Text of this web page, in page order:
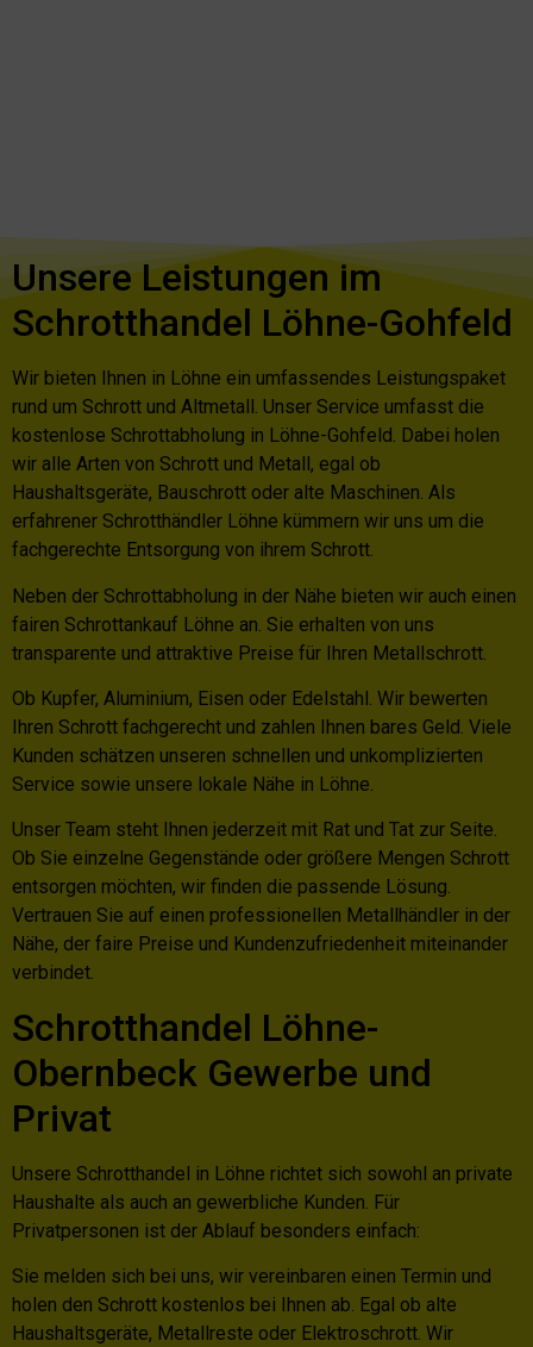
Unsere Leistungen im
Schrotthandel Löhne-Gohfeld
Wir bieten Ihnen in Löhne ein umfassendes Leistungspaket
rund um Schrott und Altmetall. Unser Service umfasst die
kostenlose Schrottabholung in Löhne-Gohfeld. Dabei holen
wir alle Arten von Schrott und Metall, egal ob
Haushaltsgeräte, Bauschrott oder alte Maschinen. Als
erfahrener Schrotthändler Löhne kümmern wir uns um die
fachgerechte Entsorgung von ihrem Schrott.
Neben der Schrottabholung in der Nähe bieten wir auch einen
fairen Schrottankauf Löhne an. Sie erhalten von uns
transparente und attraktive Preise für Ihren Metallschrott.
Ob Kupfer, Aluminium, Eisen oder Edelstahl. Wir bewerten
Ihren Schrott fachgerecht und zahlen Ihnen bares Geld. Viele
Kunden schätzen unseren schnellen und unkomplizierten
Service sowie unsere lokale Nähe in Löhne.
Unser Team steht Ihnen jederzeit mit Rat und Tat zur Seite.
Ob Sie einzelne Gegenstände oder größere Mengen Schrott
entsorgen möchten, wir finden die passende Lösung.
Vertrauen Sie auf einen professionellen Metallhändler in der
Nähe, der faire Preise und Kundenzufriedenheit miteinander
verbindet.
Schrotthandel Löhne-
Obernbeck Gewerbe und
Privat
Unsere Schrotthandel in Löhne richtet sich sowohl an private
Haushalte als auch an gewerbliche Kunden. Für
Privatpersonen ist der Ablauf besonders einfach:
Sie melden sich bei uns, wir vereinbaren einen Termin und
holen den Schrott kostenlos bei Ihnen ab. Egal ob alte
Haushaltsgeräte, Metallreste oder Elektroschrott. Wir